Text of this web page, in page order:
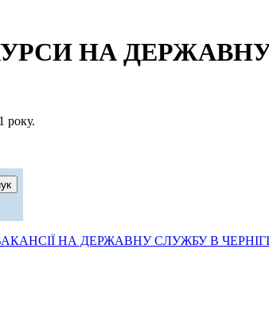
НА ДЕРЖАВНУ
НА ДЕРЖАВНУ СЛУЖБУ В